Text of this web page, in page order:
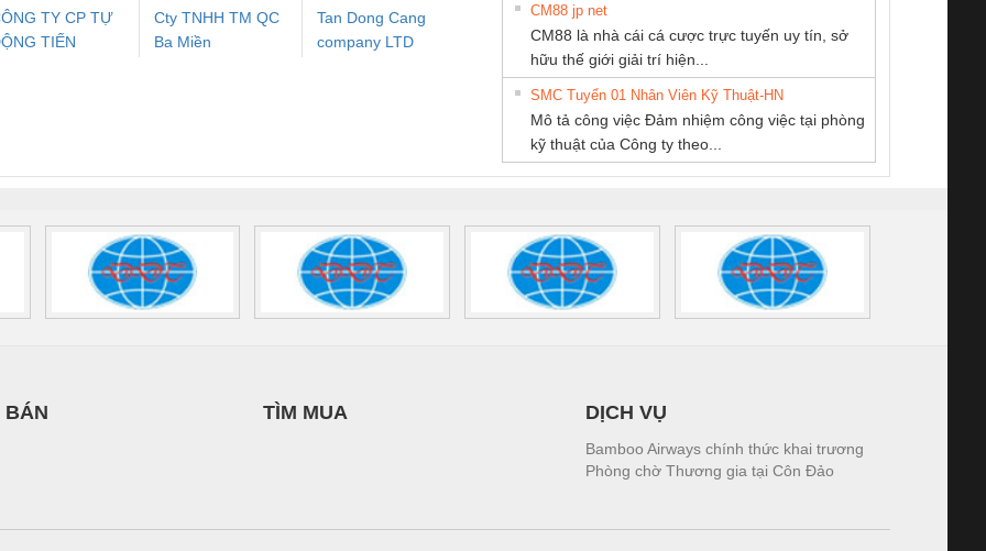
Điện AC
Mô-đun Ắc Quy UPS
Rơ Le An Toàn
Bộ giám sát chuỗi
tấm pin
TRANSCLINIC 16I+
1K5 H (2502520000)
Bộ chỉnh lưu nguồn
điện TRANSCLINIC
BKE 1K5.4
(7791400879)2. Giá
Nẹp nhôm chống
trơn Đà Nẵng
TY CP TỰ
TIẾN
Cty TNHH TM QC
Ba Miền
Tan Dong Cang
company LTD
CONG TY TNHH
TM-DV DAI DONG
THANH
Thương Mại SX
Ba Miền
MEKONG MARINE
CM88 jp net
CM88 là nhà cái cá cược trực tuyến uy tín, sở
hữu thế giới giải trí hiện...
SMC Tuyển 01 Nhân Viên Kỹ Thuật-HN
Mô tả công việc Đảm nhiệm công việc tại phòng
kỹ thuật của Công ty theo...
BÁN TÌM MUA DỊCH VỤ
Bamboo Airways chính thức khai trương
Phòng chờ Thương gia tại Côn Đảo